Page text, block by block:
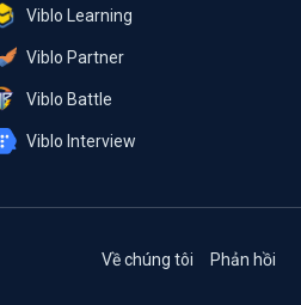
Viblo Learning
Viblo Partner
Viblo Battle
Viblo Interview
Về chúng tôi Phản hồi